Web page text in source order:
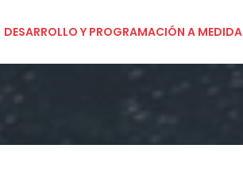
DESARROLLO Y PROGRAMACIÓN A MEDIDA